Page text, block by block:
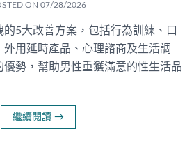
ON 07/28/2026
5大改善方案，包括行為訓練、口
用延時產品、心理諮商及生活調
勢，幫助男性重獲滿意的性生活品
繼續閱讀 →